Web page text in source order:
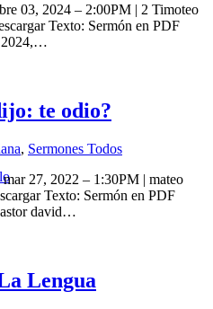
03, 2024 – 2:00PM | 2 Timoteo
Texto: Sermón en PDF
2024,…
te odio?
, Sermones Todos
27, 2022 – 1:30PM | mateo
Texto: Sermón en PDF
david…
Lengua